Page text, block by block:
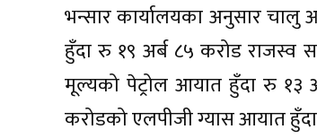
भन्सार कार्यालयका अनुसार
हुँदा रु १९ अर्ब ८५ करोड राजस्व
मूल्यको पेट्रोल आयात हुँदा रु १३
करोडको एलपीजी ग्यास आयात